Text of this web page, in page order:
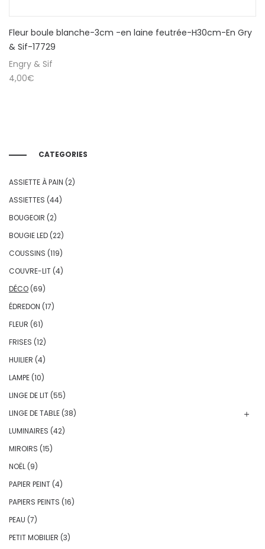
Fleur boule blanche-3cm -en laine feutrée-H30cm-En Gry
& Sif-17729
Engry & Sif
4,00€
CATEGORIES
ASSIETTE À PAIN (2)
ASSIETTES (44)
BOUGEOIR (2)
BOUGIE LED (22)
COUSSINS (119)
COUVRE-LIT (4)
DÉCO (69)
ÉDREDON (17)
FLEUR (61)
FRISES (12)
HUILIER (4)
LAMPE (10)
LINGE DE LIT (55)
LINGE DE TABLE (38)
LUMINAIRES (42)
MIROIRS (15)
NOËL (9)
PAPIER PEINT (4)
PAPIERS PEINTS (16)
PEAU (7)
PETIT MOBILIER (3)